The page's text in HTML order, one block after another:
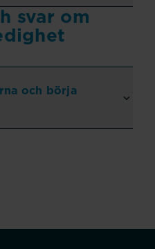
svar om
och börja